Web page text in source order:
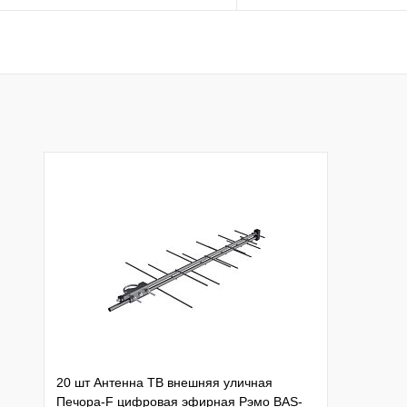
20 шт Антенна ТВ внешняя уличная
Печора-F цифровая эфирная Рэмо BAS-